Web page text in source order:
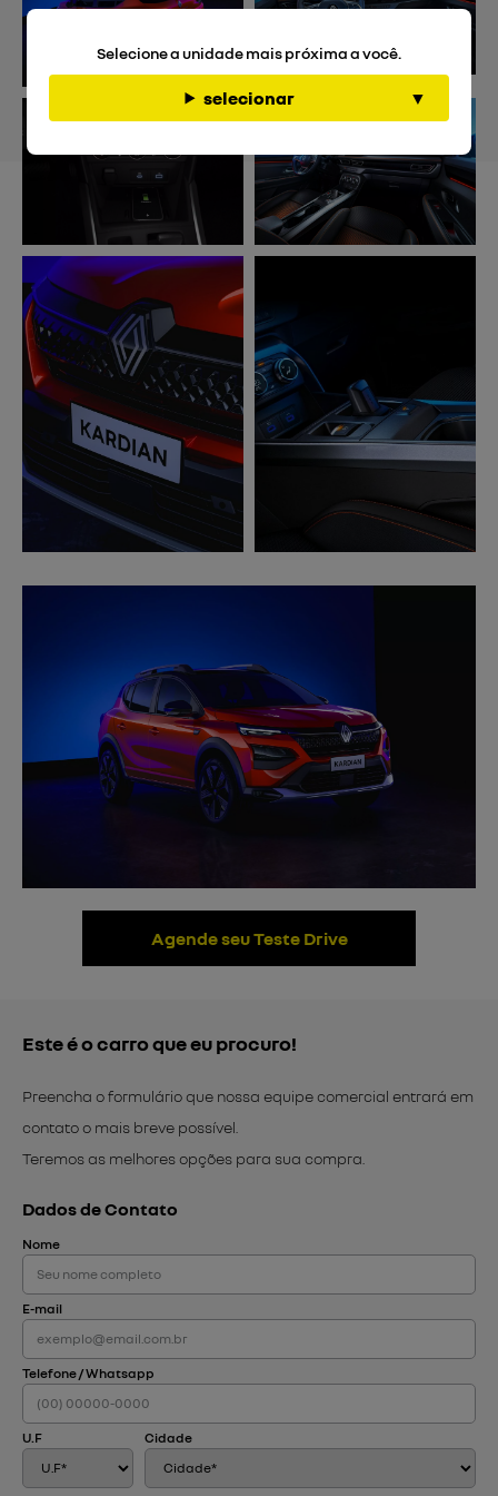
Agende seu Teste Drive
Este é o carro que eu procuro!
Preencha o formulário que nossa equipe comercial entrará em
contato o mais breve possível.
Teremos as melhores opções para sua compra.
Dados de Contato
Nome
E-mail
Telefone / Whatsapp
U.F Cidade
Selecione a unidade mais próxima a você.
selecionar